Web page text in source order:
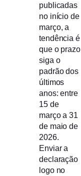
publicadas
no início de
março, a
tendência é
que o prazo
siga o
padrão dos
últimos
anos: entre
15 de
março a 31
de maio de
2026.
Enviar a
declaração
logo no